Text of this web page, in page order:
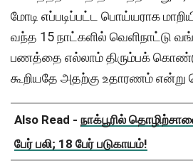
மோடி எப்படிப்பட்ட பொய்யராக
வந்த 15 நாட்களில் வெளிநாட்டு
பணத்தை எல்லாம் திரும்பக்
கூறியதே அதற்கு உதாரணம் என்று
Also Read - நாக்பூரில்
பேர் பலி; 18 பேர் படுகாயம்!